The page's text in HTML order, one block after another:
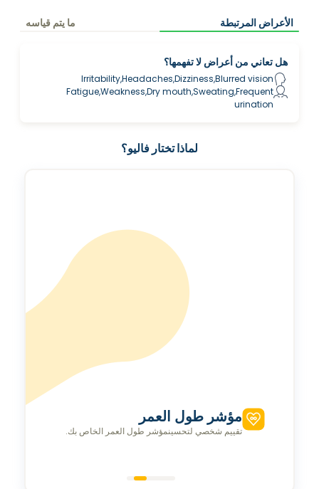
الأعراض المرتبطة ما يتم قياسه
هل تعاني من أعراض لا تفهمها؟
Irritability,Headaches,Dizziness,Blurred vision
Fatigue,Weakness,Dry mouth,Sweating,Frequent
urination
لماذا تختار فاليو؟
مؤشر طول العمر
تقييم شخصي لتحسينمؤشر طول العمر الخاص بك.